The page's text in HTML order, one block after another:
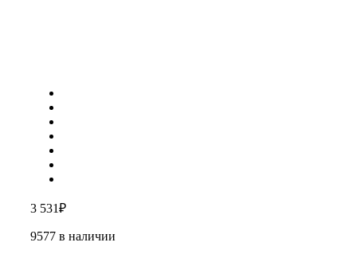
3 531₽
9577 в наличии